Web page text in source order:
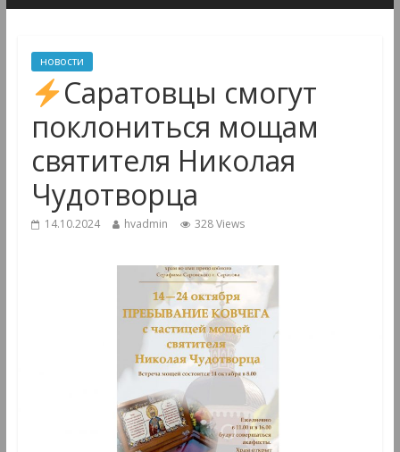
новости
Саратовцы смогут
поклониться мощам
святителя Николая
Чудотворца
14.10.2024 hvadmin 328 Views